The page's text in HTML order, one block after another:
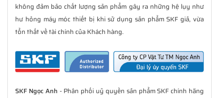
không đảm bảo chất lượng sản phẩm gây ra những hệ lụy như
hư hỏng máy móc thiết bị khi sử dụng sản phẩm SKF giả, vừa
tổn thất về tài chính của Khách hàng.
SKF Ngọc Anh - Phân phối uỷ quyền sản phẩm SKF chính hãng